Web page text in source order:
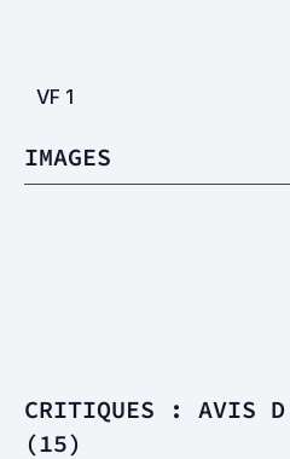
VF 1
IMAGES
CRITIQUES : AVIS
(15)